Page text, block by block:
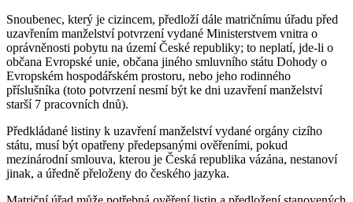
Snoubenec, který je cizincem, předloží dále matričnímu úřadu před
uzavřením manželství potvrzení vydané Ministerstvem vnitra o
oprávněnosti pobytu na území České republiky; to neplatí, jde-li o
občana Evropské unie, občana jiného smluvního státu Dohody o
Evropském hospodářském prostoru, nebo jeho rodinného
příslušníka (toto potvrzení nesmí být ke dni uzavření manželství
starší 7 pracovních dnů).
Předkládané listiny k uzavření manželství vydané orgány cizího
státu, musí být opatřeny předepsanými ověřeními, pokud
mezinárodní smlouva, kterou je Česká republika vázána, nestanoví
jinak, a úředně přeloženy do českého jazyka.